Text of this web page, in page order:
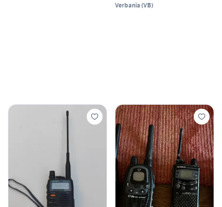
Verbania (VB)